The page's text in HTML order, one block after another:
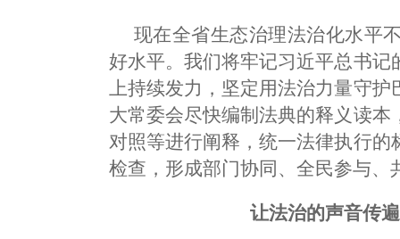
现在全省生态治理法治化水平
好水平。我们将牢记习近平总书
上持续发力，坚定用法治力量守
大常委会尽快编制法典的释义读
对照等进行阐释，统一法律执行
检查，形成部门协同、全民参与、
让法治的声音传